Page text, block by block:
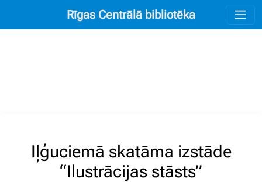
Rīgas Centrālā bibliotēka
Iļģuciemā skatāma izstāde
“Ilustrācijas stāsts”